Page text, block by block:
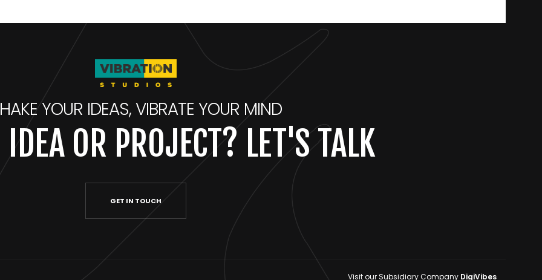
YOUR IDEAS, VIBRATE YOUR MIND
IDEA OR PROJECT? LET'S TALK
GET IN TOUCH
Visit our Subsidiary Company DigiVibes